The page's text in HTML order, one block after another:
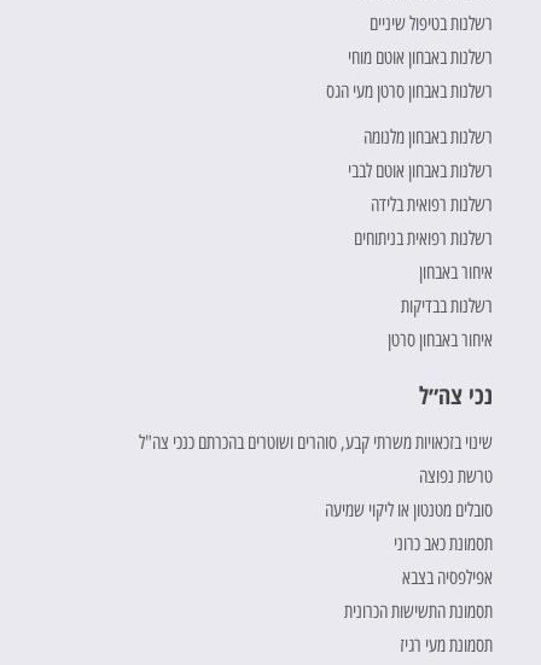
רשלנות בטיפול שיניים
רשלנות באבחון אוטם מוחי
רשלנות באבחון סרטן מעי הגס
רשלנות באבחון מלנומה
רשלנות באבחון אוטם לבבי
רשלנות רפואית בלידה
רשלנות רפואית בניתוחים
איחור באבחון
רשלנות בבדיקות
איחור באבחון סרטן
נכי צה״ל
שינוי בזכאויות משרתי קבע, סוהרים ושוטרים בהכרתם כנכי צה"ל
טרשת נפוצה
סובלים מטנטון או ליקוי שמיעה
תסמונת כאב כרוני
אפילפסיה בצבא
תסמונת התשישות הכרונית
תסמונת מעי רגיז